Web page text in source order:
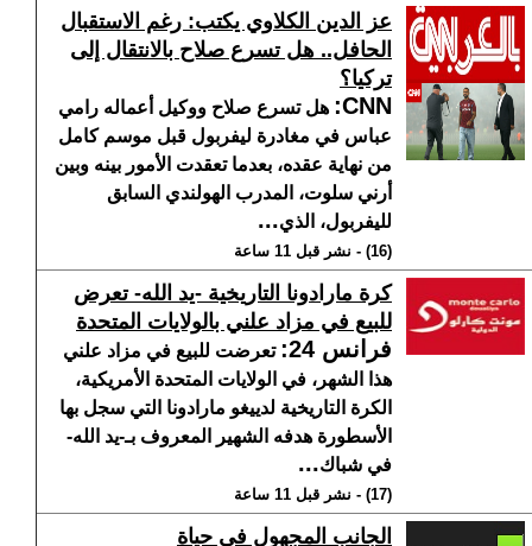
عز الدين الكلاوي يكتب: رغم الاستقبال
الحافل.. هل تسرع صلاح بالانتقال إلى
تركيا؟
CNN
: هل تسرع صلاح ووكيل أعماله رامي
عباس في مغادرة ليفربول قبل موسم كامل
من نهاية عقده، بعدما تعقدت الأمور بينه وبين
أرني سلوت، المدرب الهولندي السابق
لليفربول، الذي...
(16) - نشر قبل 11 ساعة
كرة مارادونا التاريخية -يد الله- تعرض
للبيع في مزاد علني بالولايات المتحدة
فرانس 24 : تعرضت للبيع في مزاد علني
هذا الشهر، في الولايات المتحدة الأمريكية،
الكرة التاريخية لدييغو مارادونا التي سجل بها
الأسطورة هدفه الشهير المعروف بـ-يد الله-
في شباك...
(17) - نشر قبل 11 ساعة
الجانب المجهول في حياة